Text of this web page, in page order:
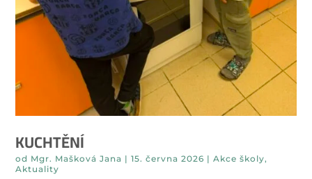
KUCHTĚNÍ
od Mgr. Mašková Jana | 15. června 2026 | Akce školy,
Aktuality